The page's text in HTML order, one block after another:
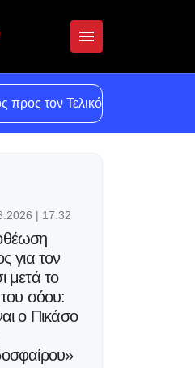
προς τον Τελικό
| 17:32
για τον
μετά το
σόου:
ο Πικάσο